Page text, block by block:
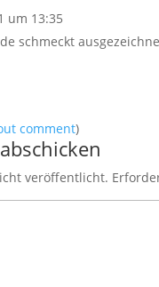
um 13:35
schmeckt
comment)
veröffentlicht.